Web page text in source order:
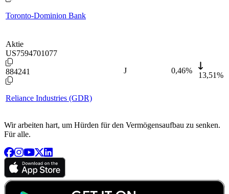
Toronto-Dominion Bank
Aktie
US7594701077
884241
Reliance Industries (GDR)
J 0,46%
13,51%
Wir arbeiten hart, um Hürden für den Vermögensaufbau zu senken.
Für alle.